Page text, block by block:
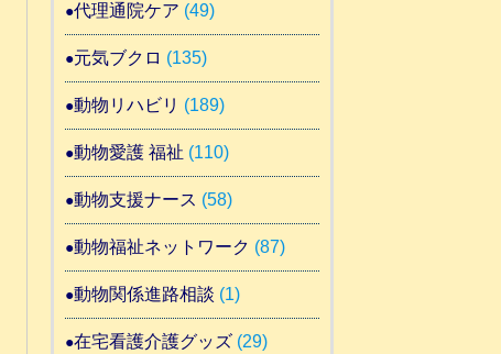
代理通院ケア (49)
元気ブクロ (135)
動物リハビリ (189)
動物愛護 福祉 (110)
動物支援ナース (58)
動物福祉ネットワーク (87)
動物関係進路相談 (1)
在宅看護介護グッズ(29)